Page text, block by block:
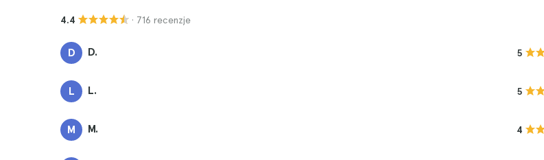
4.4 · 716 recenzje
D D. 5
L L. 5
M M. 4